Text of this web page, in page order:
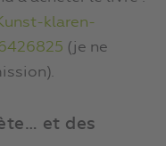
klaren-
(je ne
et des